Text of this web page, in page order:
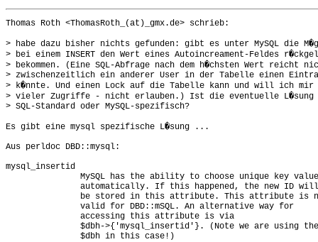
Thomas Roth <ThomasRoth_(at)_gmx.de> schrieb:
> habe dazu bisher nichts gefunden: gibt es unter MySQL die
> bei einem INSERT den Wert eines Autoincreament-Feldes
> bekommen. (Eine SQL-Abfrage nach dem h�chsten Wert reicht
> zwischenzeitlich ein anderer User in der Tabelle einen
> k�nnte. Und einen Lock auf die Tabelle kann und will ich mir
> vieler Zugriffe - nicht erlauben.) Ist die eventuelle L�sung
> SQL-Standard oder MySQL-spezifisch?
Es gibt eine mysql spezifische L�sung ...
Aus perldoc DBD::mysql:
mysql_insertid
MySQL has the ability to choose unique key
               automatically. If this happened, the new ID will
be stored in this attribute. This attribute is
               valid for DBD::mSQL. An alternative way for
               accessing this attribute is via
               $dbh->{'mysql_insertid'}. (Note we are using the
               $dbh in this case!)